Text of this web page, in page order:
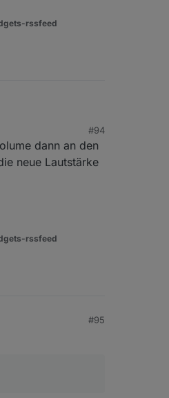
rssfeed
#94
dann an den
neue Lautstärke
rssfeed
#95